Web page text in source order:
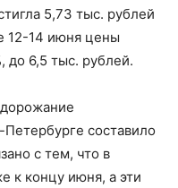
5,73 тыс. рублей
12-14 июня цены
6,5 тыс. рублей.
составило
с тем, что в
к концу июня, а эти